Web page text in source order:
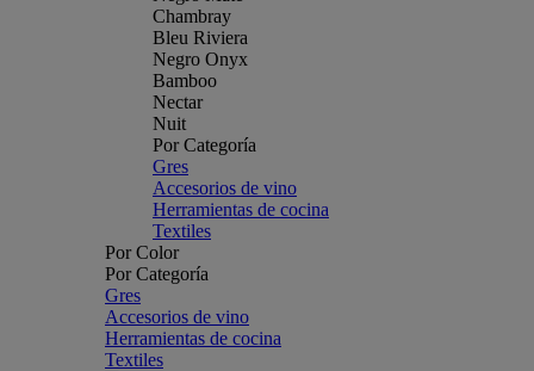
Chambray
Bleu Riviera
Negro Onyx
Bamboo
Nectar
Nuit
Por Categoría
Gres
Accesorios de vino
Herramientas de cocina
Textiles
Por Color
Por Categoría
Gres
Accesorios de vino
Herramientas de cocina
Textiles